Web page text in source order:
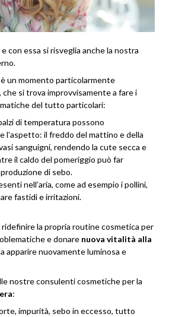
con essa si risveglia anche la nostra
è un momento particolarmente
si trova improvvisamente a fare i
del tutto particolari:
di temperatura possono
l’aspetto: il freddo del mattino e della
sanguigni, rendendo la cute secca e
il caldo del pomeriggio può far
di sebo.
nell’aria, come ad esempio i pollini,
fastidi e irritazioni.
la propria routine cosmetica per
e donare nuova vitalità alla
apparire nuovamente luminosa e
nostre consulenti cosmetiche per la
:
impurità, sebo in eccesso, tutto